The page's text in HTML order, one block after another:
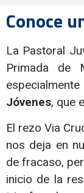
Conoce
La Pastoral
Primada de
Jóvenes, que
El rezoVia
nos deja en
de fracaso,
inicio de la